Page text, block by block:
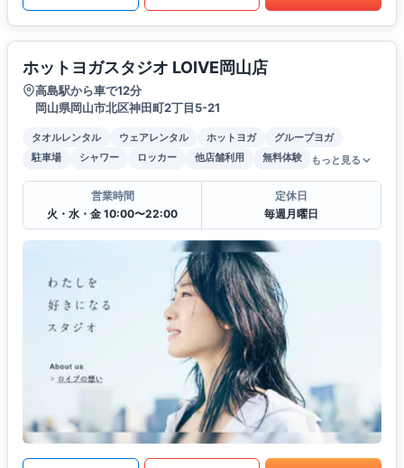
ホットヨガスタジオ LOIVE岡山店
高島駅から車で12分
岡山県岡山市北区神田町2丁目5-21
タオルレンタル ウェアレンタル ホットヨガ
グループヨガ
駐車場
シャワー ロッカー 他店舗利用 無料体験 もっと見る
営業時間
火・水・金 10:00〜22:00
定休日
毎週月曜日